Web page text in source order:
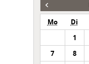
Mo Di
1
7
8